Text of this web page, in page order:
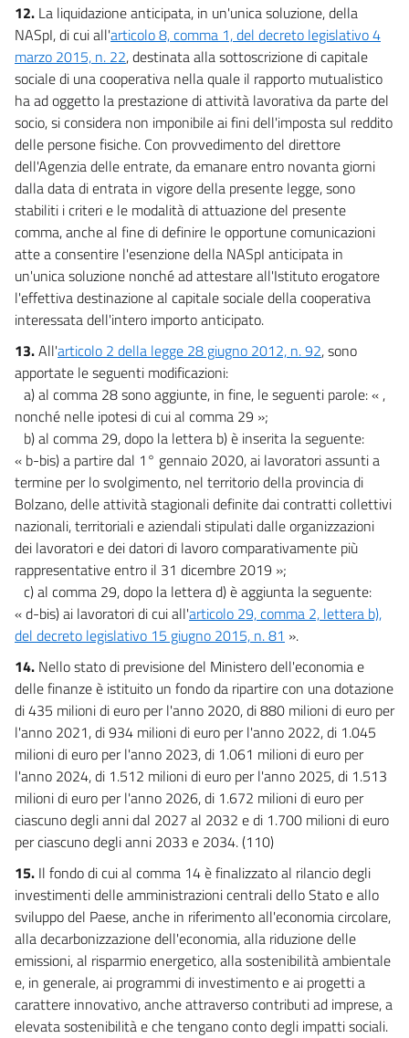
12. La liquidazione anticipata, in un'unica soluzione, della
NASpI, di cui all'articolo 8, comma 1, del decreto legislativo 4
marzo 2015, n. 22, destinata alla sottoscrizione di capitale
sociale di una cooperativa nella quale il rapporto mutualistico
ha ad oggetto la prestazione di attività lavorativa da parte del
socio, si considera non imponibile ai fini dell'imposta sul reddito
delle persone fisiche. Con provvedimento del direttore
dell'Agenzia delle entrate, da emanare entro novanta giorni
dalla data di entrata in vigore della presente legge, sono
stabiliti i criteri e le modalità di attuazione del presente
comma, anche al fine di definire le opportune comunicazioni
atte a consentire l'esenzione della NASpI anticipata in
un'unica soluzione nonché ad attestare all'Istituto erogatore
l'effettiva destinazione al capitale sociale della cooperativa
interessata dell'intero importo anticipato.
13.All'articolo 2 della legge 28 giugno 2012, n. 92, sono
apportate le seguenti modificazioni:
a) al comma 28 sono aggiunte, in fine, le seguenti parole: « ,
nonché nelle ipotesi di cui al comma 29 »;
b) al comma 29, dopo la lettera b) è inserita la seguente:
« b-bis) a partire dal 1° gennaio 2020, ai lavoratori assunti a
termine per lo svolgimento, nel territorio della provincia di
Bolzano, delle attività stagionali definite dai contratti collettivi
nazionali, territoriali e aziendali stipulati dalle organizzazioni
dei lavoratori e dei datori di lavoro comparativamente più
rappresentative entro il 31 dicembre 2019 »;
c) al comma 29, dopo la lettera d) è aggiunta la seguente:
« d-bis) ai lavoratori di cui all'articolo 29, comma 2, lettera b),
del decreto legislativo 15 giugno 2015, n. 81 ».
14. Nello stato di previsione del Ministero dell'economia e
delle finanze è istituito un fondo da ripartire con una dotazione
di 435 milioni di euro per l'anno 2020, di 880 milioni di euro per
l'anno 2021, di 934 milioni di euro per l'anno 2022, di 1.045
milioni di euro per l'anno 2023, di 1.061 milioni di euro per
l'anno 2024, di 1.512 milioni di euro per l'anno 2025, di 1.513
milioni di euro per l'anno 2026, di 1.672 milioni di euro per
ciascuno degli anni dal 2027 al 2032 e di 1.700 milioni di euro
per ciascuno degli anni 2033 e 2034. (110)
15. Il fondo di cui al comma 14 è finalizzato al rilancio degli
investimenti delle amministrazioni centrali dello Stato e allo
sviluppo del Paese, anche in riferimento all'economia circolare,
alla decarbonizzazione dell'economia, alla riduzione delle
emissioni, al risparmio energetico, alla sostenibilità ambientale
e, in generale, ai programmi di investimento e ai progetti a
carattere innovativo, anche attraverso contributi ad imprese, a
elevata sostenibilità e che tengano conto degli impatti sociali.